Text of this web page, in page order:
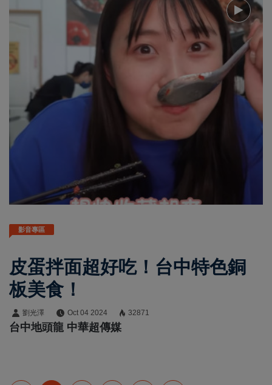
影音專區
皮蛋拌面超好吃！台中特色銅
板美食！
劉光澤 Oct 04 2024 32871
台中地頭龍 中華超傳媒